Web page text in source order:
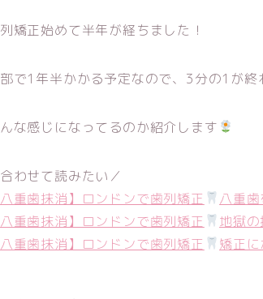
矯正始めて半年が経ちました！
で1年半かかる予定なので、3分の1が終
な感じになってるのか紹介します
わせて読みたい／
八重歯抹消】ロンドンで歯列矯正
八重
八重歯抹消】ロンドンで歯列矯正
地獄
八重歯抹消】ロンドンで歯列矯正
矯正